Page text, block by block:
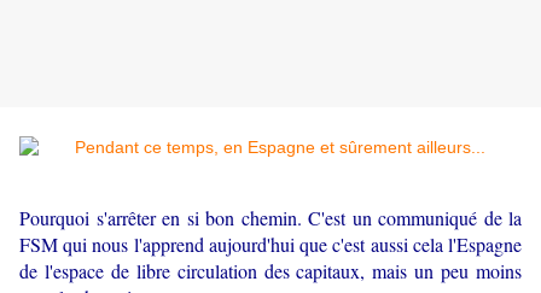
Pourquoi s'arrêter en si bon chemin. C'est un communiqué de la
FSM qui nous l'apprend aujourd'hui que c'est aussi cela l'Espagne
de l'espace de libre circulation des capitaux, mais un peu moins